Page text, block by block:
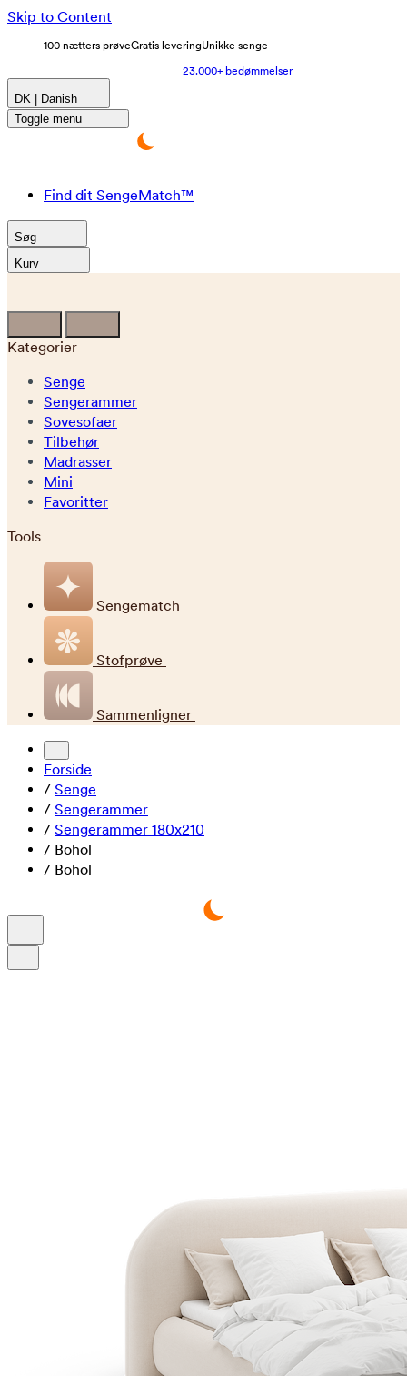
Skip to Content
100 nætters prøveGratis leveringUnikke senge
23.000+ bedømmelser
DK | Danish
Toggle menu
Find dit SengeMatch™
Søg
Kurv
Kategorier
Senge
Sengerammer
Sovesofaer
Tilbehør
Madrasser
Mini
Favoritter
Tools
Sengematch
Stofprøve
Sammenligner
...
Forside
/ Senge
/ Sengerammer
/ Sengerammer 180x210
/ Bohol
/ Bohol